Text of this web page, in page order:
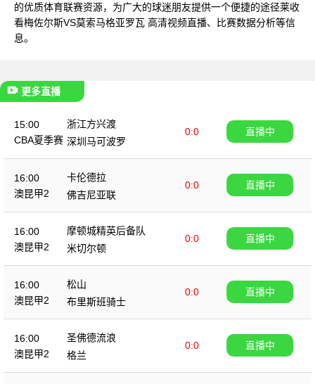
的优质体育联赛资源，为广大的球迷朋友提供一个便捷的途径莱收
看梅佐尔斯VS莫索马格亚罗瓦 高清视频直播、比赛数据分析等信
息。
更多直播
15:00
CBA夏季赛
浙江方兴渡
0:0
深圳马可波罗
直播中
16:00
澳昆甲2
卡伦德拉
0:0
佛吉尼亚联
直播中
16:00
澳昆甲2
摩顿城精英后备队
0:0
米切尔顿
直播中
16:00
澳昆甲2
松山
0:0
布里斯班骑士
直播中
16:00
澳昆甲2
圣佛德流浪
0:0
格兰
直播中